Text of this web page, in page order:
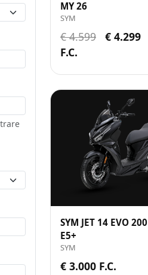
MY 26
SYM
€ 4.599
€ 4.299
F.C.
SYM JET 14 EVO 200
E5+
SYM
€ 3.000 F.C.